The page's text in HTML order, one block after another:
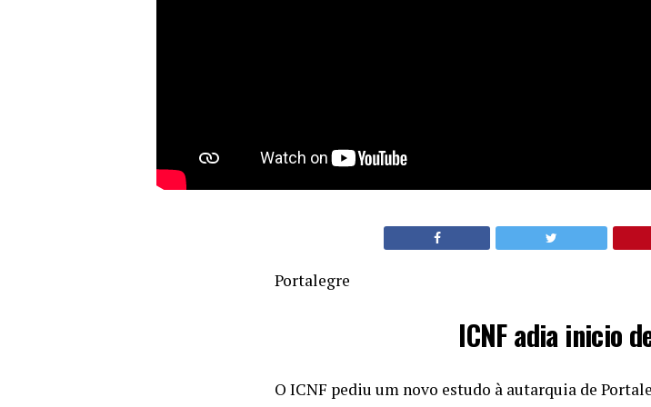
Portalegre
ICNF adia inicio
O ICNF pediu um novo estudo à autarquia de